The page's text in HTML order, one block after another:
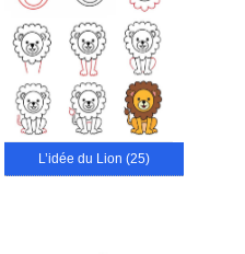
L’idée du Lion (25)